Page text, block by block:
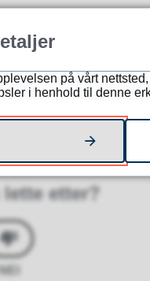
privat
etter?
NEI
på vårt
i henhold til denne